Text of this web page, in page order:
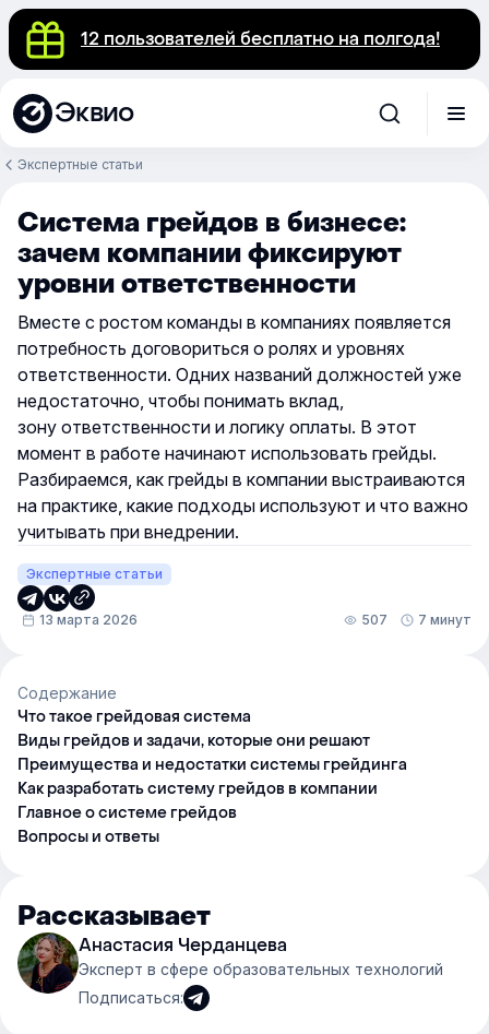
12 пользователей бесплатно на полгода!
Эквио
Экспертные статьи
Система грейдов в бизнесе:
зачем компании фиксируют
уровни ответственности
Вместе с ростом команды в компаниях появляется
потребность договориться о ролях и уровнях
ответственности. Одних названий должностей уже
недостаточно, чтобы понимать вклад,
зону ответственности и логику оплаты. В этот
момент в работе начинают использовать грейды.
Разбираемся, как грейды в компании выстраиваются
на практике, какие подходы используют и что важно
учитывать при внедрении.
Экспертные статьи
13 марта 2026 507 7 минут
Содержание
Что такое грейдовая система
Виды грейдов и задачи, которые они решают
Преимущества и недостатки системы грейдинга
Как разработать систему грейдов в компании
Главное о системе грейдов
Вопросы и ответы
Рассказывает
Анастасия Черданцева
Эксперт в сфере образовательных технологий
Подписаться: